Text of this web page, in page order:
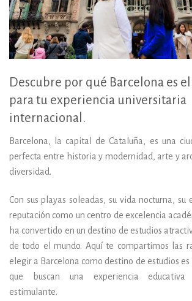
Descubre por qué Barcelona es
para tu experiencia universitaria
internacional.
Barcelona, la capital de Cataluña, es una
perfecta entre historia y modernidad, arte y
diversidad.
Con sus playas soleadas, su vida nocturna, su
reputación como un centro de excelencia
ha convertido en un destino de estudios
de todo el mundo. Aquí te compartimos las
elegir a Barcelona como destino de estudios
que buscan una experiencia educativa
estimulante.